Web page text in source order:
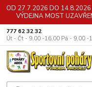
OD 27.7.2026 DO 14.8.2026
VÝDEJNA MOST
777 62 32 32
Út - Čt - 9,00 -16,00 Pá - 9,00 -